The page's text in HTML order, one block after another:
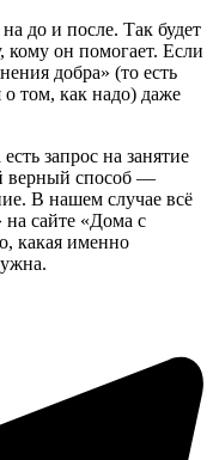
до и после. Так будет
он помогает. Если
добра» (то есть
о том, как надо) даже
запрос на занятие
верный способ —
В нашем случае всё
на сайте «Дома с
какая именно